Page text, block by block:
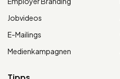
Jobvideos
E-Mailings
Medienkampagnen